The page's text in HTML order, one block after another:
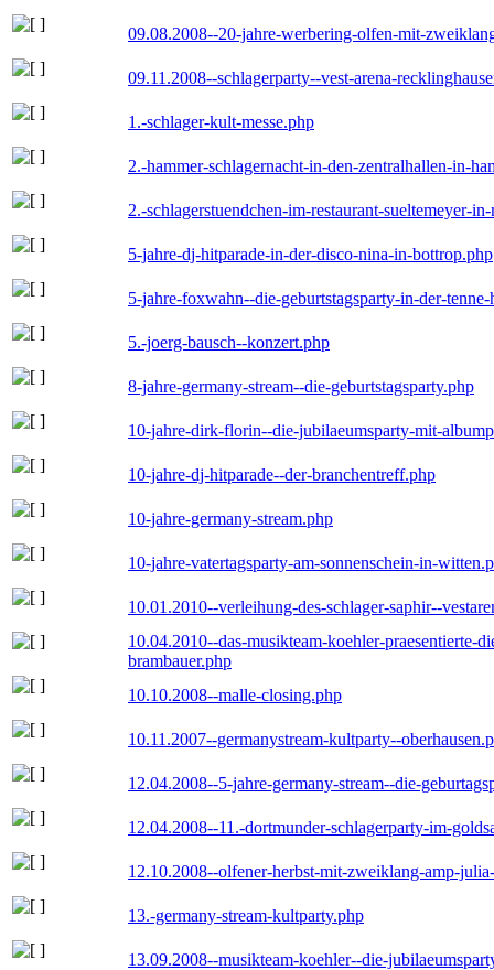
09.08.2008--20-jahre-werbering-olfen-mit-
09.11.2008--schlagerparty--vest-arena-
1.-schlager-kult-messe.php
2.-hammer-schlagernacht-in-den-zentralhallen-in-
2.-schlagerstuendchen-im-restaurant-sueltemeyer-
5-jahre-dj-hitparade-in-der-disco-nina-in-bottrop.php
5-jahre-foxwahn--die-geburtstagsparty-in-der-tenne-
5.-joerg-bausch--konzert.php
8-jahre-germany-stream--die-geburtstagsparty.php
10-jahre-dirk-florin--die-jubilaeumsparty-mit-
10-jahre-dj-hitparade--der-branchentreff.php
10-jahre-germany-stream.php
10-jahre-vatertagsparty-am-sonnenschein-in-
10.01.2010--verleihung-des-schlager-saphir--
10.04.2010--das-musikteam-koehler-praesentierte-
brambauer.php
10.10.2008--malle-closing.php
10.11.2007--germanystream-kultparty--
12.04.2008--5-jahre-germany-stream--die-
12.04.2008--11.-dortmunder-schlagerparty-im-
12.10.2008--olfener-herbst-mit-zweiklang-amp-
13.-germany-stream-kultparty.php
13.09.2008--musikteam-koehler--die-